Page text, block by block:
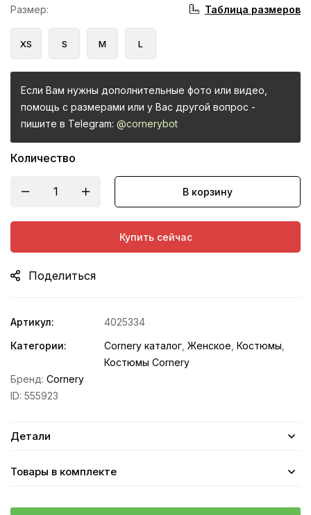
Размер: Таблица размеров
XS S M L
Если Вам нужны дополнительные фото или видео,
помощь с размерами или у Вас другой вопрос -
пишите в Telegram: @cornerybot
Количество
В корзину
Купить сейчас
Поделиться
Артикул:
4025334
Категории:
Cornery каталог Женское Костюмы
Костюмы Cornery
Бренд: Cornery
ID: 555923
Детали
Товары в комплекте